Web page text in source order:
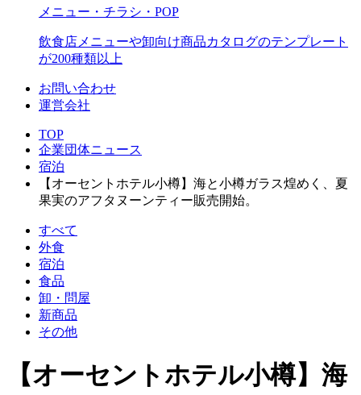
メニュー・チラシ・POP
飲食店メニューや卸向け商品カタログのテンプレート
が200種類以上
お問い合わせ
運営会社
TOP
企業団体ニュース
宿泊
【オーセントホテル小樽】海と小樽ガラス煌めく、夏
果実のアフタヌーンティー販売開始。
すべて
外食
宿泊
食品
卸・問屋
新商品
その他
【オーセントホテル小樽】海